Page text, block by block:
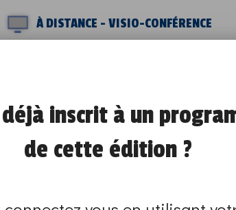
À DISTANCE - VISIO-CONFÉRENCE
à distance, en visio-
qui organise le programme
closes.
en renseignant vos critères sur
inscrit à un
de cette édition ?